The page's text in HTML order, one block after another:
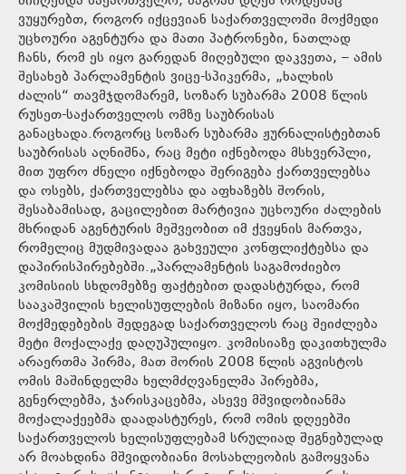
ვუყურებთ, როგორ იქცევიან საქართველოში მოქმედი
უცხოური აგენტურა და მათი პატრონები, ნათლად
ჩანს, რომ ეს იყო გარედან მიღებული დაკვეთა, – ამის
შესახებ პარლამენტის ვიცე-სპიკერმა, „ხალხის
ძალის“ თავმჯდომარემ, სოზარ სუბარმა 2008 წლის
რუსეთ-საქართველოს ომზე საუბრისას
განაცხადა.როგორც სოზარ სუბარმა ჟურნალისტებთან
საუბრისას აღნიშნა, რაც მეტი იქნებოდა მსხვერპლი,
მით უფრო ძნელი იქნებოდა შერიგება ქართველებსა
და ოსებს, ქართველებსა და აფხაზებს შორის,
შესაბამისად, გაცილებით მარტივია უცხოური ძალების
მხრიდან აგენტურის მეშვეობით იმ ქვეყნის მართვა,
რომელიც მუდმივადაა გახვეული კონფლიქტებსა და
დაპირისპირებებში.„პარლამენტის საგამოძიებო
კომისიის სხდომებზე ფაქტებით დადასტურდა, რომ
სააკაშვილის ხელისუფლების მიზანი იყო, საომარი
მოქმედებების შედეგად საქართველოს რაც შეიძლება
მეტი მოქალაქე დაღუპულიყო. კომისიაზე დაკითხულმა
არაერთმა პირმა, მათ შორის 2008 წლის აგვისტოს
ომის მაშინდელმა ხელმძღვანელმა პირებმა,
გენერლებმა, ჯარისკაცებმა, ასევე მშვიდობიანმა
მოქალაქეებმა დაადასტურეს, რომ ომის დღეებში
საქართველოს ხელისუფლებამ სრულიად შეგნებულად
არ მოახდინა მშვიდობიანი მოსახლეობის გამოყვანა